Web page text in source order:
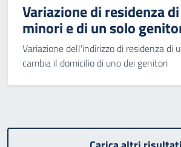
Variazione di residenza
minori e di un solo
Variazione dell'indirizzo di residenza di
cambia il domicilio di uno dei genitori